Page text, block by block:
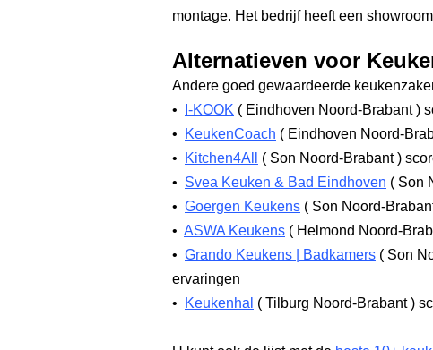
montage. Het bedrijf heeft een
Alternatieven voor
Andere goed gewaardeerde
•
I-KOOK ( Eindhoven Noord-Brabant)
•
KeukenCoach ( Eindhoven Noord-
•
Kitchen4All ( Son Noord-Brabant)
• Svea Keuken & Bad Eindhoven ( Son
• Goergen Keukens ( Son Noord-
• ASWA Keukens ( Helmond Noord-
• Grando Keukens | Badkamers ( Son
ervaringen
•
Keukenhal ( Tilburg Noord-Brabant)